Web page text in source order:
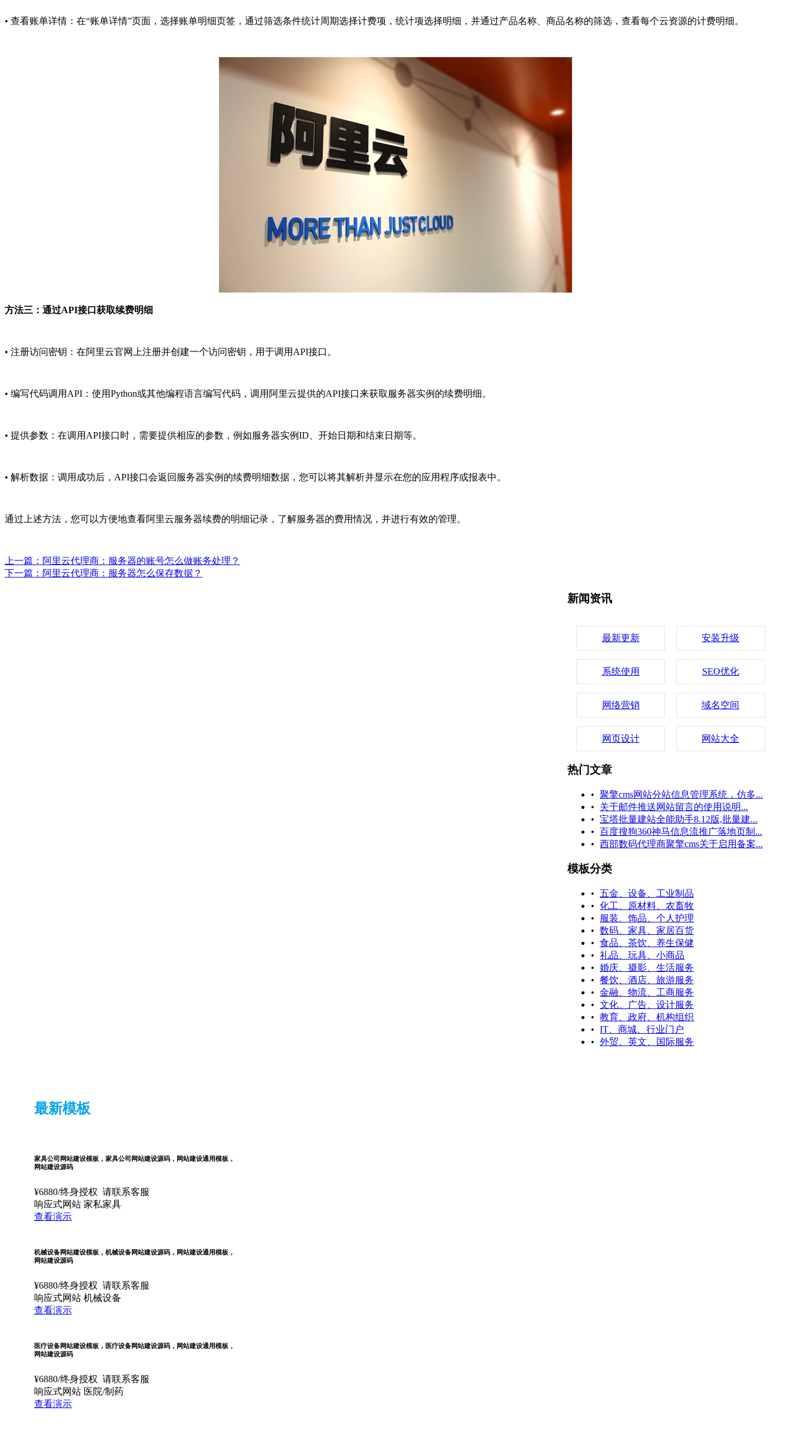
• 查看账单详情：在“账单详情”页面，选择账单明细页签，通过筛选条件统计周期选择计费项，统计项选择明细，并通过产品名称、商品名称的筛选，查看每个云资源的计费明细。
方法三：通过API接口获取续费明细
• 注册访问密钥：在阿里云官网上注册并创建一个访问密钥，用于调用API接口。
• 编写代码调用API：使用Python或其他编程语言编写代码，调用阿里云提供的API接口来获取服务器实例的续费明细。
• 提供参数：在调用API接口时，需要提供相应的参数，例如服务器实例ID、开始日期和结束日期等。
• 解析数据：调用成功后，API接口会返回服务器实例的续费明细数据，您可以将其解析并显示在您的应用程序或报表中。
通过上述方法，您可以方便地查看阿里云服务器续费的明细记录，了解服务器的费用情况，并进行有效的管理。
上一篇：阿里云代理商：服务器的账号怎么做账务处理？
下一篇：阿里云代理商：服务器怎么保存数据？
新闻资讯
最新更新 安装升级
系统使用 SEO优化
网络营销 域名空间
网页设计 网站大全
热门文章
• 聚擎cms网站分站信息管理系统，仿多...
•
关于邮件推送网站留言的使用说明...
• 宝塔批量建站全能助手8.12版,批量建...
• 百度搜狗360神马信息流推广落地页制...
• 西部数码代理商聚擎cms关于启用备案...
模板分类
•
五金、设备、工业制品
• 化工、原材料、农畜牧
•
服装、饰品、个人护理
• 数码、家具、家居百货
• 食品、茶饮、养生保健
• 礼品、玩具、小商品
• 婚庆、摄影、生活服务
• 餐饮、酒店、旅游服务
• 金融、物流、工商服务
• 文化、广告、设计服务
• 教育、政府、机构组织
• IT、商城、行业门户
• 外贸、英文、国际服务
最新模板
家具公司网站建设模板，家具公司网站建设源码，网站建设通用模板，
网站建设源码
¥6880/终身授权 请联系客服
响应式网站 家私家具
查看演示
机械设备网站建设模板，机械设备网站建设源码，网站建设通用模板，
网站建设源码
¥6880/终身授权 请联系客服
响应式网站 机械设备
查看演示
医疗设备网站建设模板，医疗设备网站建设源码，网站建设通用模板，
网站建设源码
¥6880/终身授权 请联系客服
响应式网站 医院/制药
查看演示